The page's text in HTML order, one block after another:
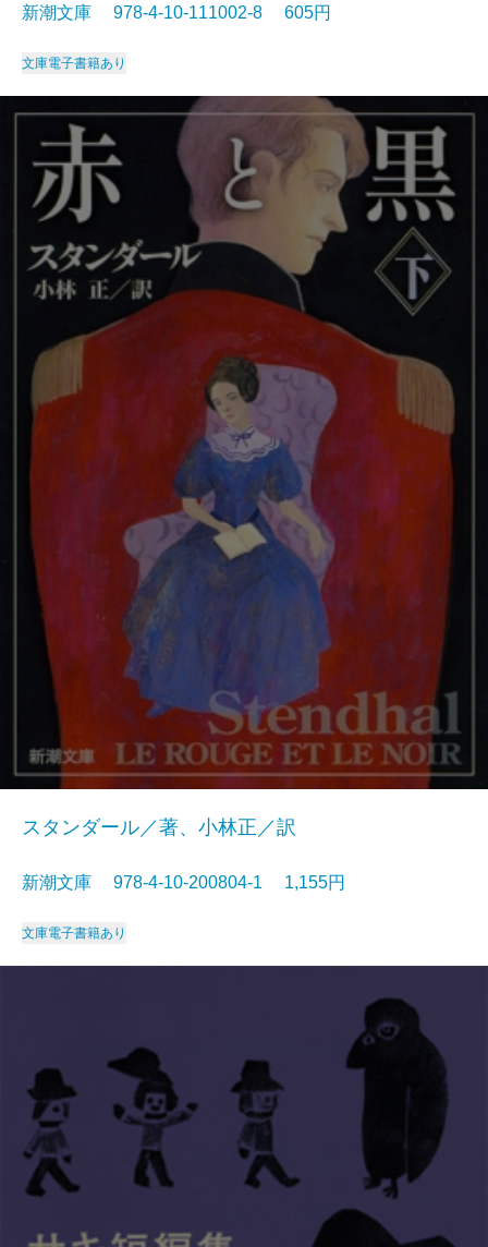
新潮文庫 978-4-10-111002-8 605円
文庫電子書籍あり
スタンダール／著、小林正／訳
新潮文庫 978-4-10-200804-1 1,155円
文庫電子書籍あり